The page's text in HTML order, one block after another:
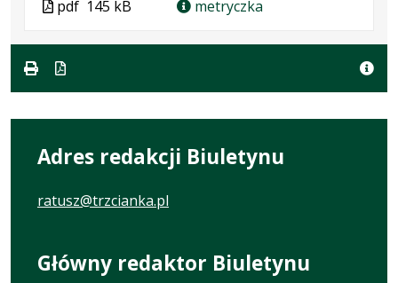
formacie:
145
w
nowej
Plik
formacie
pdf 145 kB metryczka
Adres redakcji Biuletynu
ratusz@trzcianka.pl
Główny redaktor Biuletynu